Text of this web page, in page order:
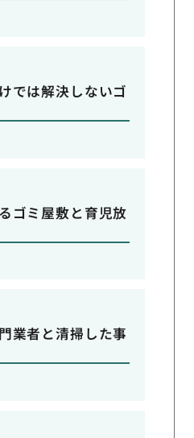
では解決しないゴ
ゴミ屋敷と育児放
業者と清掃した事